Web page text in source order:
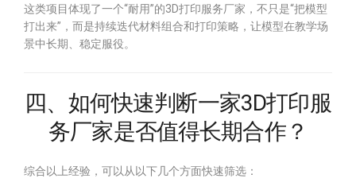
这类项目体现了一个“耐用”的3D打印服务厂家，不只是“把模型
打出来”，而是持续迭代材料组合和打印策略，让模型在教学场
景中长期、稳定服役。
四、如何快速判断一家3D打印服
务厂家是否值得长期合作？
综合以上经验，可以从以下几个方面快速筛选：